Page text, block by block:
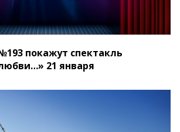
покажут спектакль
21 января